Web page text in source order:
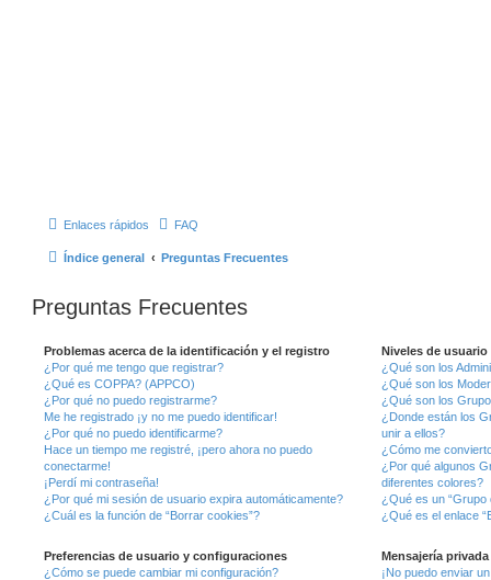
Enlaces rápidos FAQ
Índice general Preguntas Frecuentes
Preguntas Frecuentes
Problemas acerca de la identificación y el registro
¿Por qué me tengo que registrar?
¿Qué es COPPA? (APPCO)
¿Por qué no puedo registrarme?
Me he registrado ¡y no me puedo identificar!
¿Por qué no puedo identificarme?
Hace un tiempo me registré, ¡pero ahora no puedo
conectarme!
¡Perdí mi contraseña!
¿Por qué mi sesión de usuario expira automáticamente?
¿Cuál es la función de “Borrar cookies”?
Preferencias de usuario y configuraciones
¿Cómo se puede cambiar mi configuración?
Niveles de
¿Qué son los
¿Qué son los
¿Qué son los
¿Donde están los
unir a ellos?
¿Cómo me
¿Por qué algunos
diferentes colores?
¿Qué es un “Grupo
¿Qué es el enlace
Mensajería privada
¡No puedo enviar